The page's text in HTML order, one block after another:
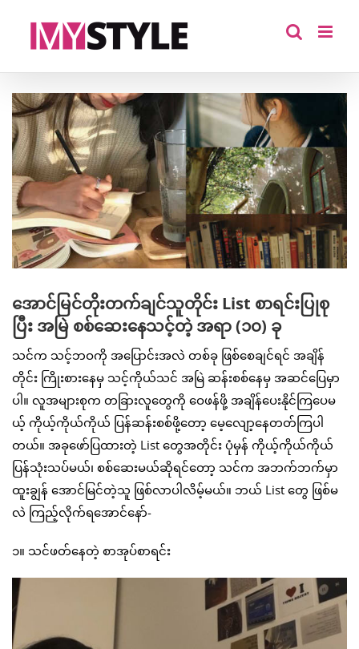
View
Larger
Image
အောင်မြင်တိုးတက်ချင်သူတိုင်း List စာရင်းပြုစု
ပြီး အမြဲ စစ်ဆေးနေသင့်တဲ့ အရာ (၁၀) ခု
သင်က သင့်ဘဝကို အပြောင်းအလဲ တစ်ခု ဖြစ်စေချင်ရင် အချိန်
တိုင်း ကြိုးစားနေမှ သင့်ကိုယ်သင် အမြဲ ဆန်းစစ်နေမှ အဆင်ပြေမှာ
ပါ။ လူအများစုက တခြားလူတွေကို ဝေဖန်ဖို့ အချိန်ပေးနိုင်ကြပေမ
ယ့် ကိုယ့်ကိုယ်ကိုယ် ပြန်ဆန်းစစ်ဖို့တော့ မေ့လျော့နေတတ်ကြပါ
တယ်။ အခုဖော်ပြထားတဲ့ List တွေအတိုင်း ပုံမှန် ကိုယ့်ကိုယ်ကိုယ်
ပြန်သုံးသပ်မယ်၊ စစ်ဆေးမယ်ဆိုရင်တော့ သင်က အဘက်ဘက်မှာ
ထူးချွန် အောင်မြင်တဲ့သူ ဖြစ်လာပါလိမ့်မယ်။ ဘယ် List တွေ ဖြစ်မ
လဲ ကြည့်လိုက်ရအောင်နော်-
၁။ သင်ဖတ်နေတဲ့ စာအုပ်စာရင်း